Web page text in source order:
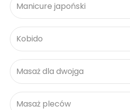
Manicure japoński
Kobido
Masaż dla dwojga
Masaż pleców